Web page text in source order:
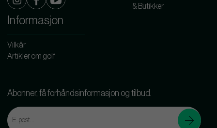
& Butikker
Informasjon
Vilkår
Artikler om golf
Abonner, få forhåndsinformasjon og tilbud.